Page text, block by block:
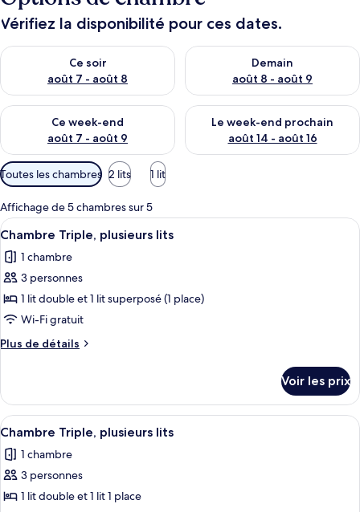
Vérifiez la disponibilité pour ces dates.
Ce soir
août 7 - août 8
Vérifier la disponibilité pour ce soir août 7 - août 8
Demain
août 8 - août 9
Vérifier la disponibilité pour
Ce week-end
août 7 - août 9
Vérifier la disponibilité pour ce week-end août 7 - août 9
Le week-end prochain
août 14 - août 16
Vérifier la disponibilité pour
Filtres
disponibles
pour
les
chambres
Toutes les chambres 2 lits 1 lit
Affichage de 5 chambres sur 5
Afficher
toutes
les
photos
pour
ce
type
de
Chambre
Triple,
plusieurs
lits
Une chambre d’hôtel avec un lit
2
Chambre Triple, plusieurs lits
1 chambre
3 personnes
1 lit double et 1 lit superposé (1 place)
Wi-Fi gratuit
Plus de détails
Plus
le
type
de
Chambre
Triple,
lits
Voir les prix
Afficher
toutes
les
photos
pour
Une chambre d’hôtel avec un lit
3
Chambre Triple, plusieurs lits
1 chambre
3 personnes
1 lit double et 1 lit 1 place